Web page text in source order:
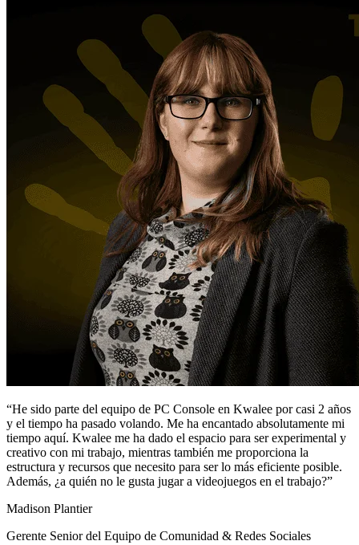
“He sido parte del equipo de PC Console en Kwalee por casi 2 años
y el tiempo ha pasado volando. Me ha encantado absolutamente mi
tiempo aquí. Kwalee me ha dado el espacio para ser experimental y
creativo con mi trabajo, mientras también me proporciona la
estructura y recursos que necesito para ser lo más eficiente posible.
Además, ¿a quién no le gusta jugar a videojuegos en el trabajo?”
Madison Plantier
Gerente Senior del Equipo de Comunidad & Redes Sociales